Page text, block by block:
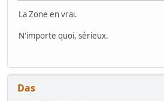
La Zone en vrai.
N'importe quoi, sérieux.
Das